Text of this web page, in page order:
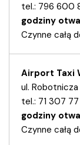
tel.: 796 600
godziny
Czynne całą
Airport Taxi
ul.
tel.: 71 307 77
godziny
Czynne całą